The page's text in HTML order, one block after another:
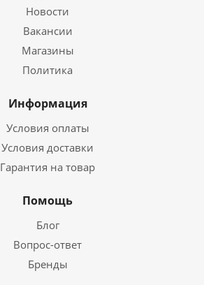
Новости
Вакансии
Магазины
Политика
Информация
Условия оплаты
Условия доставки
Гарантия на товар
Помощь
Блог
Вопрос-ответ
Бренды